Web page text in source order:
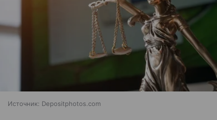
Источник: Depositphotos.com